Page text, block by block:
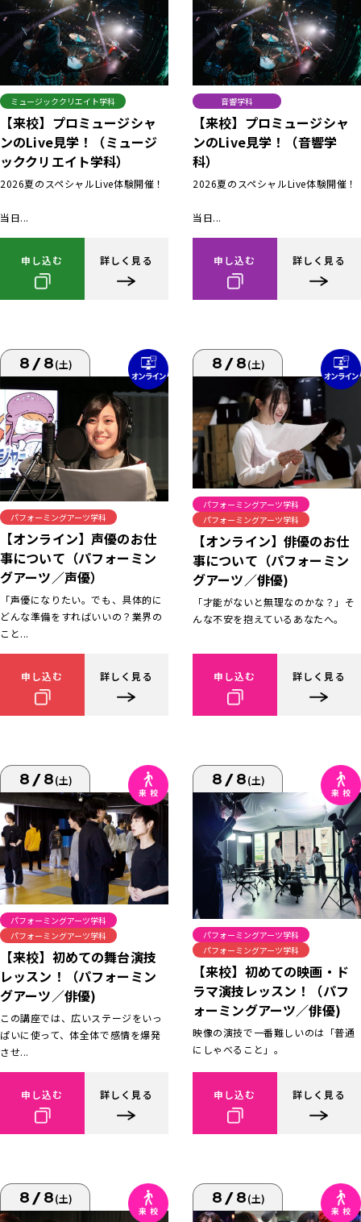
ミュージッククリエイト学科
【来校】プロミュージシャ
ンのLive見学！（ミュージ
ッククリエイト学科）
2026夏のスペシャルLive体験開催！
当日...
申し込む 詳しく見る
音響学科
【来校】プロミュージシャ
ンのLive見学！（音響学
科）
2026夏のスペシャルLive体験開催！
当日...
申し込む 詳しく見る
8/8(土)
パフォーミングアーツ学科
【オンライン】声優のお仕
事について（パフォーミン
グアーツ／声優）
「声優になりたい。でも、具体的に
どんな準備をすればいいの？業界の
こと...
申し込む 詳しく見る
8/8(土)
パフォーミングアーツ学科
パフォーミングアーツ学科
【オンライン】俳優のお仕
事について（パフォーミン
グアーツ／俳優)
「才能がないと無理なのかな？」そ
んな不安を抱えているあなたへ。
申し込む 詳しく見る
8/8(土)
パフォーミングアーツ学科
パフォーミングアーツ学科
【来校】初めての舞台演技
レッスン！（パフォーミン
グアーツ／俳優)
この講座では、広いステージをいっ
ぱいに使って、体全体で感情を爆発
させ...
申し込む 詳しく見る
8/8(土)
パフォーミングアーツ学科
パフォーミングアーツ学科
【来校】初めての映画・ド
ラマ演技レッスン！（パフ
ォーミングアーツ／俳優)
映像の演技で一番難しいのは「普通
にしゃべること」。
申し込む 詳しく見る
8/8(土) 8/8(土)